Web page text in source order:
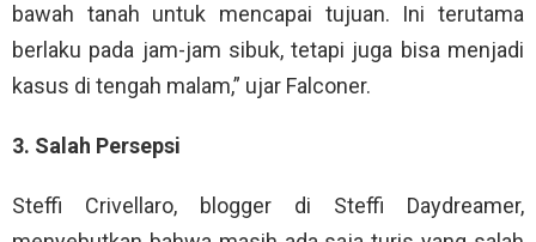
bawah tanah untuk mencapai tujuan. Ini terutama
berlaku pada jam-jam sibuk, tetapi juga bisa menjadi
kasus di tengah malam,” ujar Falconer.
3. Salah Persepsi
Steffi Crivellaro, blogger di Steffi Daydreamer,